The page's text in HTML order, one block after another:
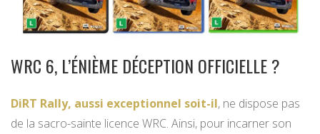
WRC 6, L’ÉNIÈME DÉCEPTION OFFICIELLE ?
DiRT Rally, aussi exceptionnel soit-il, ne dispose pas
de la sacro-sainte licence WRC. Ainsi, pour incarner son